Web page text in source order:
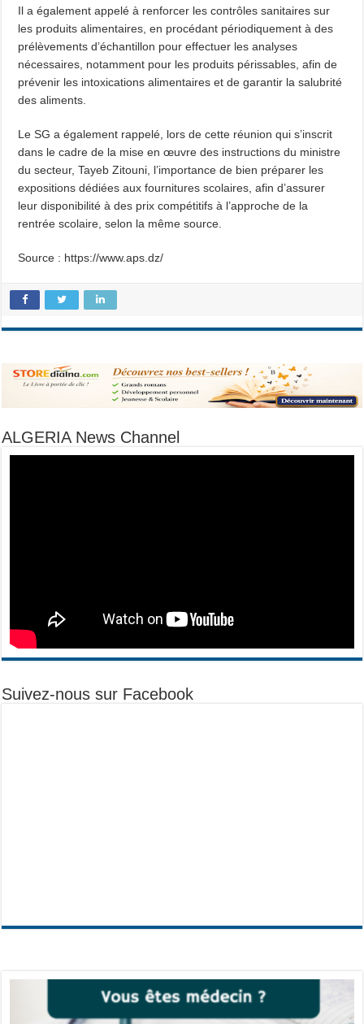
Il a également appelé à renforcer les contrôles sanitaires sur
les produits alimentaires, en procédant périodiquement à des
prélèvements d’échantillon pour effectuer les analyses
nécessaires, notamment pour les produits périssables, afin de
prévenir les intoxications alimentaires et de garantir la salubrité
des aliments.
Le SG a également rappelé, lors de cette réunion qui s’inscrit
dans le cadre de la mise en œuvre des instructions du ministre
du secteur, Tayeb Zitouni, l’importance de bien préparer les
expositions dédiées aux fournitures scolaires, afin d’assurer
leur disponibilité à des prix compétitifs à l’approche de la
rentrée scolaire, selon la même source.
Source : https://www.aps.dz/
ALGERIA News Channel
Suivez-nous sur Facebook